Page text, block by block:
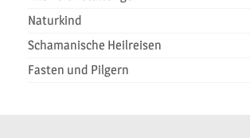
Naturkind
Schamanische Heilreisen
Fasten und Pilgern